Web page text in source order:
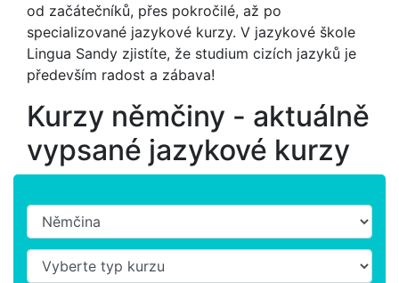
od začátečníků, přes pokročilé, až po
specializované jazykové kurzy. V jazykové škole
Lingua Sandy zjistíte, že studium cizích jazyků je
především radost a zábava!
Kurzy němčiny - aktuálně
vypsané jazykové kurzy